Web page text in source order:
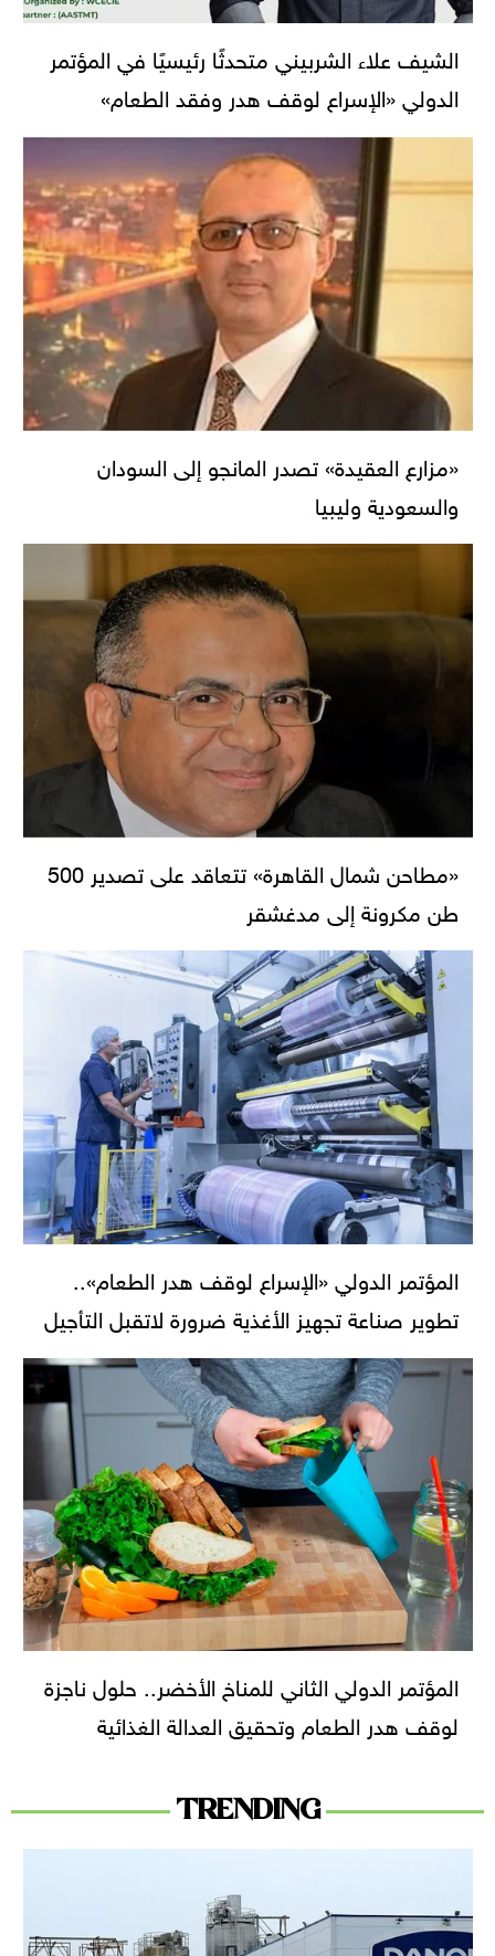
الشيف علاء الشربيني متحدثًا رئيسيًا في المؤتمر
الدولي «الإسراع لوقف هدر وفقد الطعام»
«مزارع العقيدة» تصدر المانجو إلى السودان
والسعودية وليبيا
«مطاحن شمال القاهرة» تتعاقد على تصدير 500
طن مكرونة إلى مدغشقر
المؤتمر الدولي «الإسراع لوقف هدر الطعام»..
تطوير صناعة تجهيز الأغذية ضرورة لاتقبل التأجيل
المؤتمر الدولي الثاني للمناخ الأخضر.. حلول ناجزة
لوقف هدر الطعام وتحقيق العدالة الغذائية
TRENDING